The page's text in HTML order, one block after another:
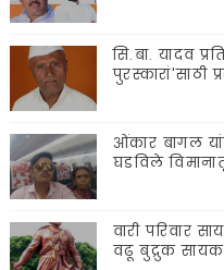
सि.बा. यादव
पुरस्कारां'साठी
ओंकार बागल
घडविले
वारी
वढू बुद्रुक